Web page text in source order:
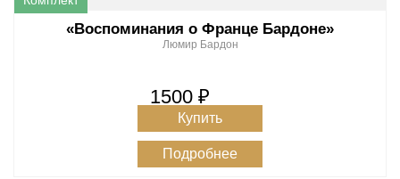
«Воспоминания о Франце Бардоне»
Люмир Бардон
1500 ₽
Купить
Подробнее